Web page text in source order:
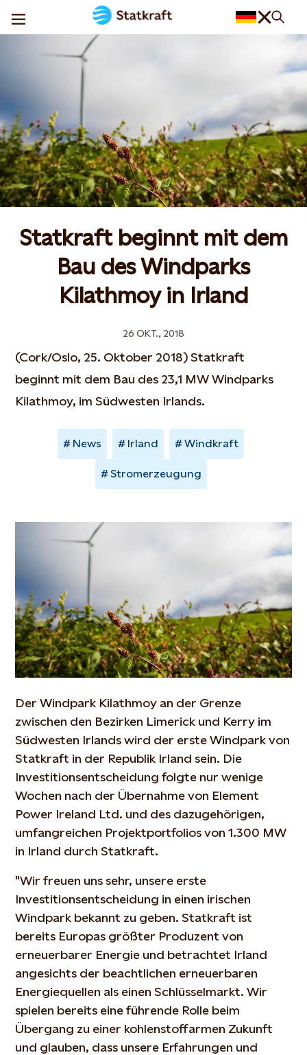
Statkraft beginnt mit dem
Bau des Windparks
Kilathmoy in Irland
26 OKT., 2018
(Cork/Oslo, 25. Oktober 2018) Statkraft
beginnt mit dem Bau des 23,1 MW Windparks
Kilathmoy, im Südwesten Irlands.
News Irland Windkraft
Stromerzeugung
Der Windpark Kilathmoy an der Grenze
zwischen den Bezirken Limerick und Kerry im
Südwesten Irlands wird der erste Windpark von
Statkraft in der Republik Irland sein. Die
Investitionsentscheidung folgte nur wenige
Wochen nach der Übernahme von Element
Power Ireland Ltd. und des dazugehörigen,
umfangreichen Projektportfolios von 1.300 MW
in Irland durch Statkraft.
"Wir freuen uns sehr, unsere erste
Investitionsentscheidung in einen irischen
Windpark bekannt zu geben. Statkraft ist
bereits Europas größter Produzent von
erneuerbarer Energie und betrachtet Irland
angesichts der beachtlichen erneuerbaren
Energiequellen als einen Schlüsselmarkt. Wir
spielen bereits eine führende Rolle beim
Übergang zu einer kohlenstoffarmen Zukunft
und glauben, dass unsere Erfahrungen und